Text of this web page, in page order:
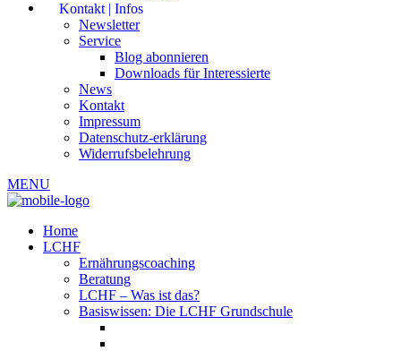
Kontakt | Infos
Newsletter
Service
Blog abonnieren
Downloads für Interessierte
News
Kontakt
Impressum
Datenschutz-erklärung
Widerrufsbelehrung
MENU
Home
LCHF
Ernährungscoaching
Beratung
LCHF – Was ist das?
Basiswissen: Die LCHF Grundschule